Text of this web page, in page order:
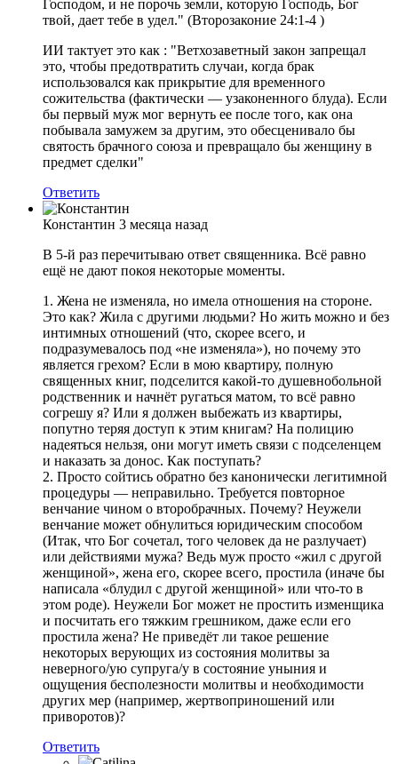
Господом, и не порочь земли, которую Господь, Бог
твой, дает тебе в удел." (Второзаконие 24:1-4 )
ИИ тактует это как : "Ветхозаветный закон запрещал
это, чтобы предотвратить случаи, когда брак
использовался как прикрытие для временного
сожительства (фактически — узаконенного блуда). Если
бы первый муж мог вернуть ее после того, как она
побывала замужем за другим, это обесценивало бы
святость брачного союза и превращало бы женщину в
предмет сделки"
Ответить
Константин 3 месяца назад
В 5-й раз перечитываю ответ священника. Всё равно
ещё не дают покоя некоторые моменты.
1. Жена не изменяла, но имела отношения на стороне.
Это как? Жила с другими людьми? Но жить можно и без
интимных отношений (что, скорее всего, и
подразумевалось под «не изменяла»), но почему это
является грехом? Если в мою квартиру, полную
священных книг, подселится какой-то душевнобольной
родственник и начнёт ругаться матом, то всё равно
согрешу я? Или я должен выбежать из квартиры,
попутно теряя доступ к этим книгам? На полицию
надеяться нельзя, они могут иметь связи с подселенцем
и наказать за донос. Как поступать?
2. Просто сойтись обратно без канонически легитимной
процедуры — неправильно. Требуется повторное
венчание чином о второбрачных. Почему? Неужели
венчание может обнулиться юридическим способом
(Итак, что Бог сочетал, того человек да не разлучает)
или действиями мужа? Ведь муж просто «жил с другой
женщиной», жена его, скорее всего, простила (иначе бы
написала «блудил с другой женщиной» или что-то в
этом роде). Неужели Бог может не простить изменщика
и посчитать его тяжким грешником, даже если его
простила жена? Не приведёт ли такое решение
некоторых верующих из состояния молитвы за
неверного/ую супруга/у в состояние уныния и
ощущения бесполезности молитвы и необходимости
других мер (например, жертвоприношений или
приворотов)?
Ответить